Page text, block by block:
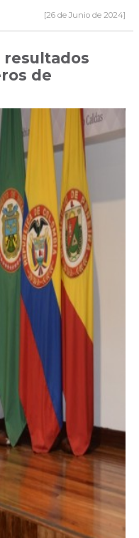
[26 de Junio de 2024]
resultados
de